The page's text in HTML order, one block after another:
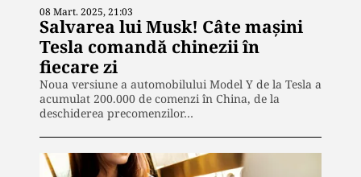
08 Mart. 2025, 21:03
Salvarea lui Musk! Câte maşini
Tesla comandă chinezii în
fiecare zi
Noua versiune a automobilului Model Y de la Tesla a
acumulat 200.000 de comenzi în China, de la
deschiderea precomenzilor…